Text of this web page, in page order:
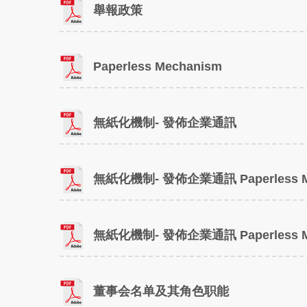
舉報政策
Paperless Mechanism
無紙化機制- 發佈企業通訊
無紙化機制- 發佈企業通訊 Paperless
無紙化機制- 發佈企業通訊 Paperless
董事会名单及其角色职能